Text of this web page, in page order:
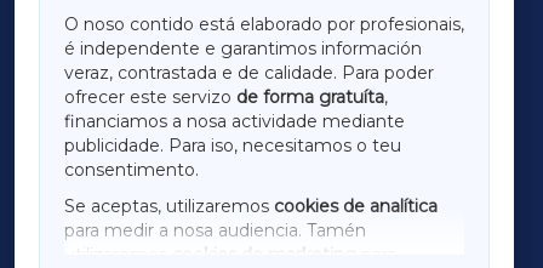
O noso contido está elaborado por profesionais,
é independente e garantimos información
veraz, contrastada e de calidade. Para poder
ofrecer este servizo de forma gratuíta,
financiamos a nosa actividade mediante
publicidade. Para iso, necesitamos o teu
consentimento.
Se aceptas, utilizaremos cookies de analítica
para medir a nosa audiencia. Tamén
utilizaremos
cookies de marketing
LUGOXA
TERRACHAXA
AMARIÑAXA